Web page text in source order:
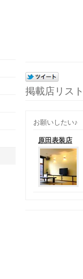
掲載店リス
お願いしたい♪
原田表装店